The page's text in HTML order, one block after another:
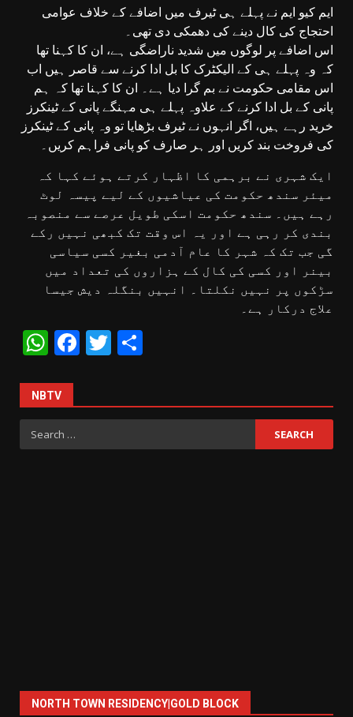
ایم کیو ایم نے پہلے ہی ٹیرف میں اضافے کے خلاف عوامی
احتجاج کی کال دینے کی دھمکی دی تھی۔
اس اضافے پر لوگوں میں شدید ناراضگی ہے، ان کا کہنا تھا
کہ وہ پہلے ہی کے الیکٹرک کا بل ادا کرنے سے قاصر ہیں اب
اس مقامی حکومت نے بم گرا دیا ہے۔ ان کا کہنا تھا کہ ہم
پانی کے بل ادا کرنے کے علاوہ پہلے ہی مہنگے پانی کے ٹینکرز
خرید رہے ہیں، اگر انہوں نے ٹیرف بڑھایا تو وہ پانی کے ٹینکرز
کی فروخت بند کریں اور ہر صارف کو پانی فراہم کریں۔
ایک شہری نے برہمی کا اظہار کرتے ہوئے کہا کہ
میئر سندھ حکومت کی عیاشیوں کے لیے پیسہ لوٹ
رہے ہیں۔ سندھ حکومت اسکی طویل عرصے سے منصوبہ
بندی کر رہی ہے اور یہ اس وقت تک کبھی نہیں رکے
گی جب تک کہ شہر کا عام آدمی بغیر کسی سیاسی
بینر اور کسی کی کال کے ہزاروں کی تعداد میں
سڑکوں پر نہیں نکلتا۔ انہیں بنگلہ دیش جیسا
علاج درکار ہے۔
WhatsApp
Facebook
Twitter
NBTV
Search
for:
NORTH TOWN RESIDENCY|GOLD BLOCK